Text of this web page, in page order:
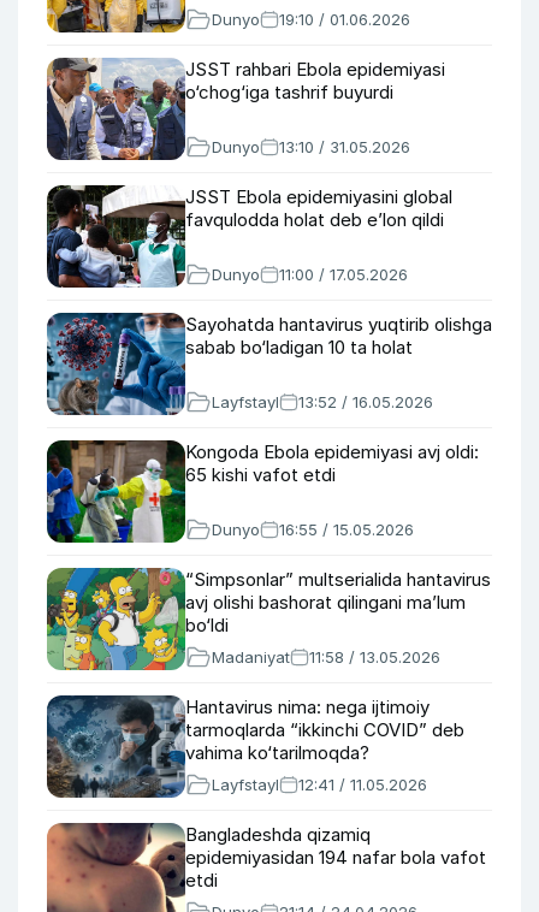
Dunyo 19:10 / 01.06.2026
JSST rahbari Ebola epidemiyasi
o‘chog‘iga tashrif buyurdi
Dunyo 13:10 / 31.05.2026
JSST Ebola epidemiyasini global
favqulodda holat deb e’lon qildi
Dunyo 11:00 / 17.05.2026
Sayohatda hantavirus yuqtirib olishga
sabab bo‘ladigan 10 ta holat
Layfstayl 13:52 / 16.05.2026
Kongoda Ebola epidemiyasi avj oldi:
65 kishi vafot etdi
Dunyo 16:55 / 15.05.2026
“Simpsonlar” multserialida hantavirus
avj olishi bashorat qilingani ma’lum
bo‘ldi
Madaniyat 11:58 / 13.05.2026
Hantavirus nima: nega ijtimoiy
tarmoqlarda “ikkinchi COVID” deb
vahima ko‘tarilmoqda?
Layfstayl 12:41 / 11.05.2026
Bangladeshda qizamiq
epidemiyasidan 194 nafar bola vafot
etdi